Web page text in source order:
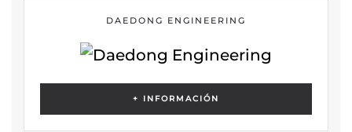
DAEDONG ENGINEERING
+ INFORMACIÓN